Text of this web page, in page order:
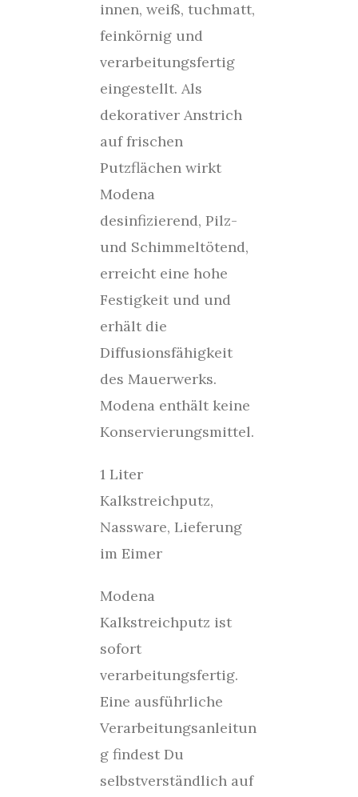
innen, weiß, tuchmatt,
feinkörnig und
verarbeitungsfertig
eingestellt. Als
dekorativer Anstrich
auf frischen
Putzflächen wirkt
Modena
desinfizierend, Pilz-
und Schimmeltötend,
erreicht eine hohe
Festigkeit und und
erhält die
Diffusionsfähigkeit
des Mauerwerks.
Modena enthält keine
Konservierungsmittel.
1 Liter
Kalkstreichputz,
Nassware, Lieferung
im Eimer
Modena
Kalkstreichputz ist
sofort
verarbeitungsfertig.
Eine ausführliche
Verarbeitungsanleitun
g findest Du
selbstverständlich auf